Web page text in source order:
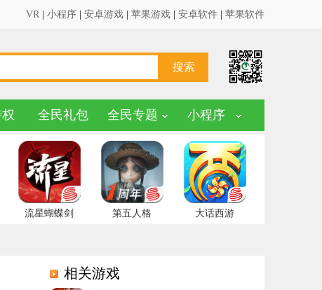
VR 小程序 安卓游戏 苹果游戏 安卓软件 苹果软件
全民礼包 全民专题 小程序
流星蝴蝶剑 第五人格 大话西游
相关游戏